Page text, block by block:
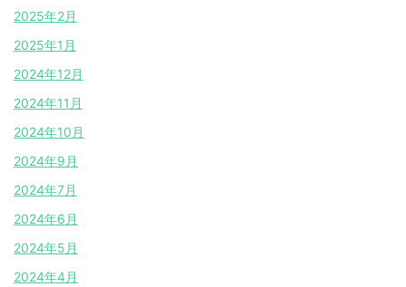
2025年2月
2025年1月
2024年12月
2024年11月
2024年10月
2024年9月
2024年7月
2024年6月
2024年5月
2024年4月